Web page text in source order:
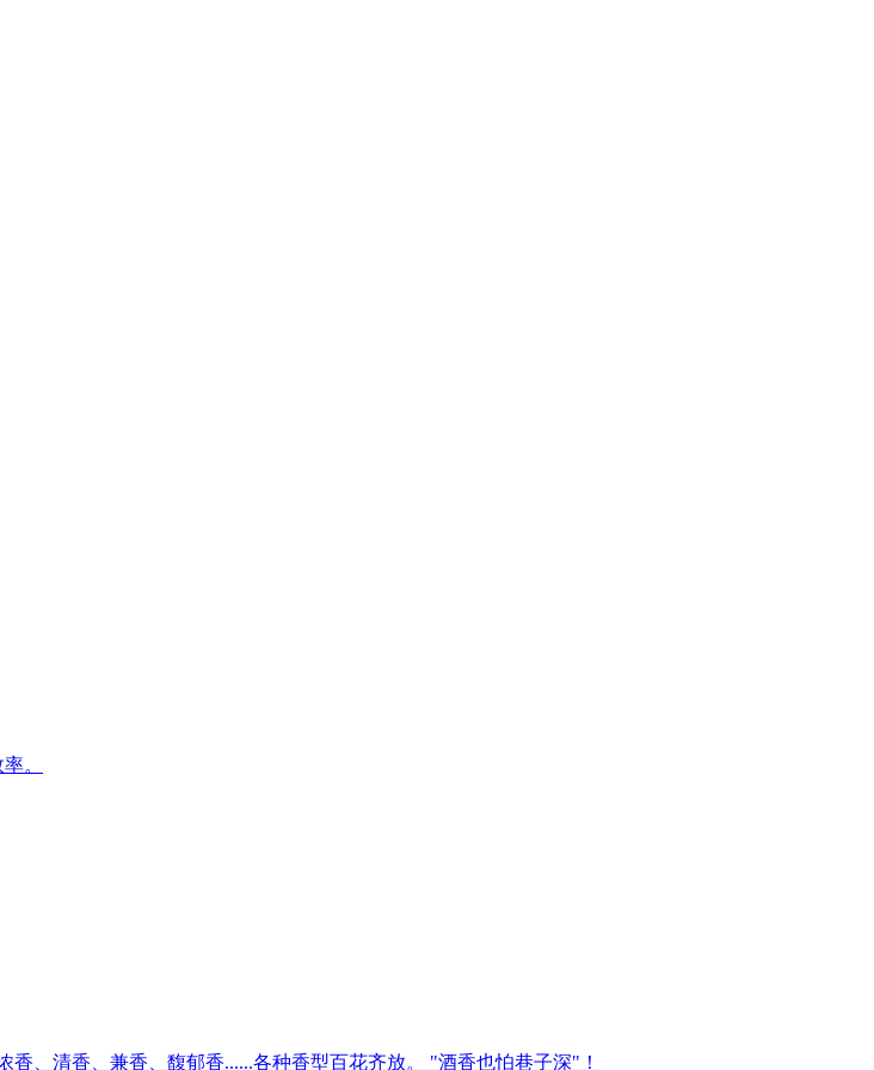
。
、清香、兼香、馥郁香......各种香型百花齐放。 "酒香也怕巷子深"！